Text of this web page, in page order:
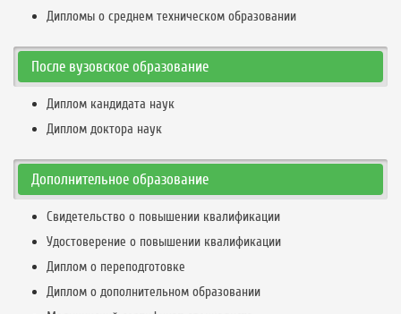
Дипломы о среднем техническом образовании
После вузовское образование
Диплом кандидата наук
Диплом доктора наук
Дополнительное образование
Свидетельство о повышении квалификации
Удостоверение о повышении квалификации
Диплом о переподготовке
Диплом о дополнительном образовании